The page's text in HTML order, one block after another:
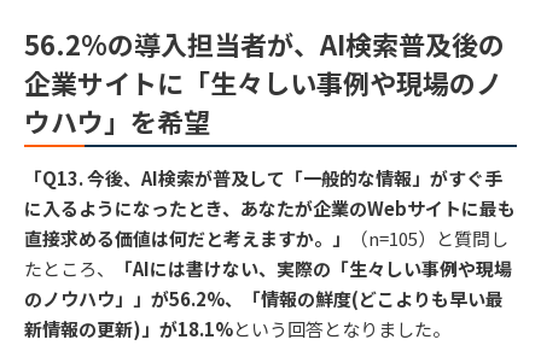
56.2%の導入担当者が、AI検索普及後の
企業サイトに「生々しい事例や現場のノ
ウハウ」を希望
「Q13. 今後、AI検索が普及して「一般的な情報」がすぐ手
に入るようになったとき、あなたが企業のWebサイトに最も
直接求める価値は何だと考えますか。」
（n=105）と質問し
たところ、
「AIには書けない、実際の「生々しい事例や現場
のノウハウ」」が56.2%、「情報の鮮度(どこよりも早い最
新情報の更新)」が18.1%という回答となりました。